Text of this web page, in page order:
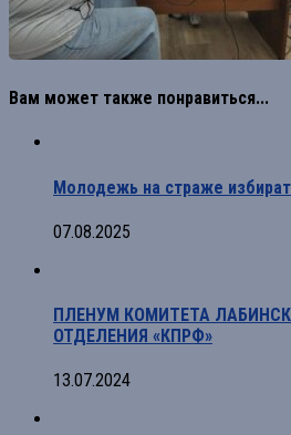
Вам может также понравиться...
Молодежь на страже
07.08.2025
ПЛЕНУМ КОМИТЕТА
ОТДЕЛЕНИЯ «КПРФ»
13.07.2024